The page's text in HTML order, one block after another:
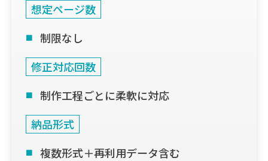
想定ページ数
制限なし
修正対応回数
制作工程ごとに柔軟に対応
納品形式
複数形式＋再利用データ含む